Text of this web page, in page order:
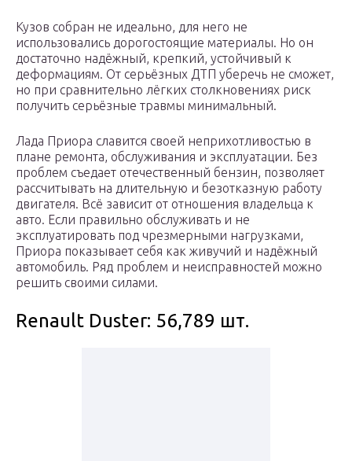
Кузов собран не идеально, для него не
использовались дорогостоящие материалы. Но он
достаточно надёжный, крепкий, устойчивый к
деформациям. От серьёзных ДТП уберечь не сможет,
но при сравнительно лёгких столкновениях риск
получить серьёзные травмы минимальный.
Лада Приора славится своей неприхотливостью в
плане ремонта, обслуживания и эксплуатации. Без
проблем съедает отечественный бензин, позволяет
рассчитывать на длительную и безотказную работу
двигателя. Всё зависит от отношения владельца к
авто. Если правильно обслуживать и не
эксплуатировать под чрезмерными нагрузками,
Приора показывает себя как живучий и надёжный
автомобиль. Ряд проблем и неисправностей можно
решить своими силами.
Renault Duster: 56,789 шт.